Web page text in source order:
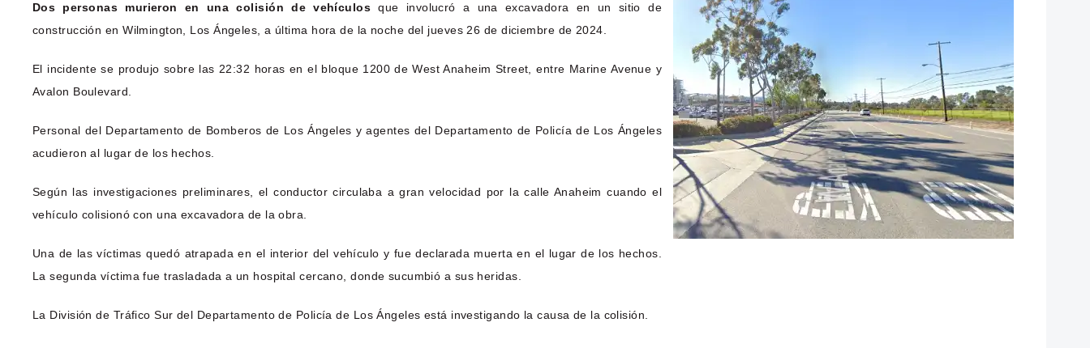
Dos personas murieron en una colisión de vehículos que involucró a una excavadora en un sitio de
construcción en Wilmington, Los Ángeles, a última hora de la noche del jueves 26 de diciembre de 2024.
El incidente se produjo sobre las 22:32 horas en el bloque 1200 de West Anaheim Street, entre Marine Avenue y
Avalon Boulevard.
Personal del Departamento de Bomberos de Los Ángeles y agentes del Departamento de Policía de Los Ángeles
acudieron al lugar de los hechos.
Según las investigaciones preliminares, el conductor circulaba a gran velocidad por la calle Anaheim cuando el
vehículo colisionó con una excavadora de la obra.
Una de las víctimas quedó atrapada en el interior del vehículo y fue declarada muerta en el lugar de los hechos.
La segunda víctima fue trasladada a un hospital cercano, donde sucumbió a sus heridas.
La División de Tráfico Sur del Departamento de Policía de Los Ángeles está investigando la causa de la colisión.